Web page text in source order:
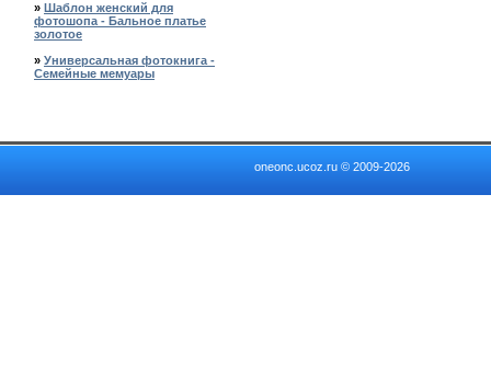
» Шаблон женский для
фотошопа - Бальное платье
золотое
» Универсальная фотокнига -
Семейные мемуары
oneonc.ucoz.ru © 2009-2026